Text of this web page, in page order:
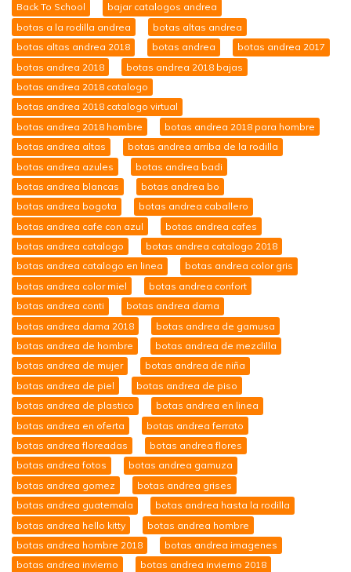
Back To School
bajar catalogos andrea
botas a la rodilla andrea
botas altas andrea
botas altas andrea 2018
botas andrea
botas andrea 2017
botas andrea 2018
botas andrea 2018 bajas
botas andrea 2018 catalogo
botas andrea 2018 catalogo virtual
botas andrea 2018 hombre
botas andrea 2018 para hombre
botas andrea altas
botas andrea arriba de la rodilla
botas andrea azules
botas andrea badi
botas andrea blancas
botas andrea bo
botas andrea bogota
botas andrea caballero
botas andrea cafe con azul
botas andrea cafes
botas andrea catalogo
botas andrea catalogo 2018
botas andrea catalogo en linea
botas andrea color gris
botas andrea color miel
botas andrea confort
botas andrea conti
botas andrea dama
botas andrea dama 2018
botas andrea de gamusa
botas andrea de hombre
botas andrea de mezclilla
botas andrea de mujer
botas andrea de niña
botas andrea de piel
botas andrea de piso
botas andrea de plastico
botas andrea en linea
botas andrea en oferta
botas andrea ferrato
botas andrea floreadas
botas andrea flores
botas andrea fotos
botas andrea gamuza
botas andrea gomez
botas andrea grises
botas andrea guatemala
botas andrea hasta la rodilla
botas andrea hello kitty
botas andrea hombre
botas andrea hombre 2018
botas andrea imagenes
botas andrea invierno
botas andrea invierno 2018